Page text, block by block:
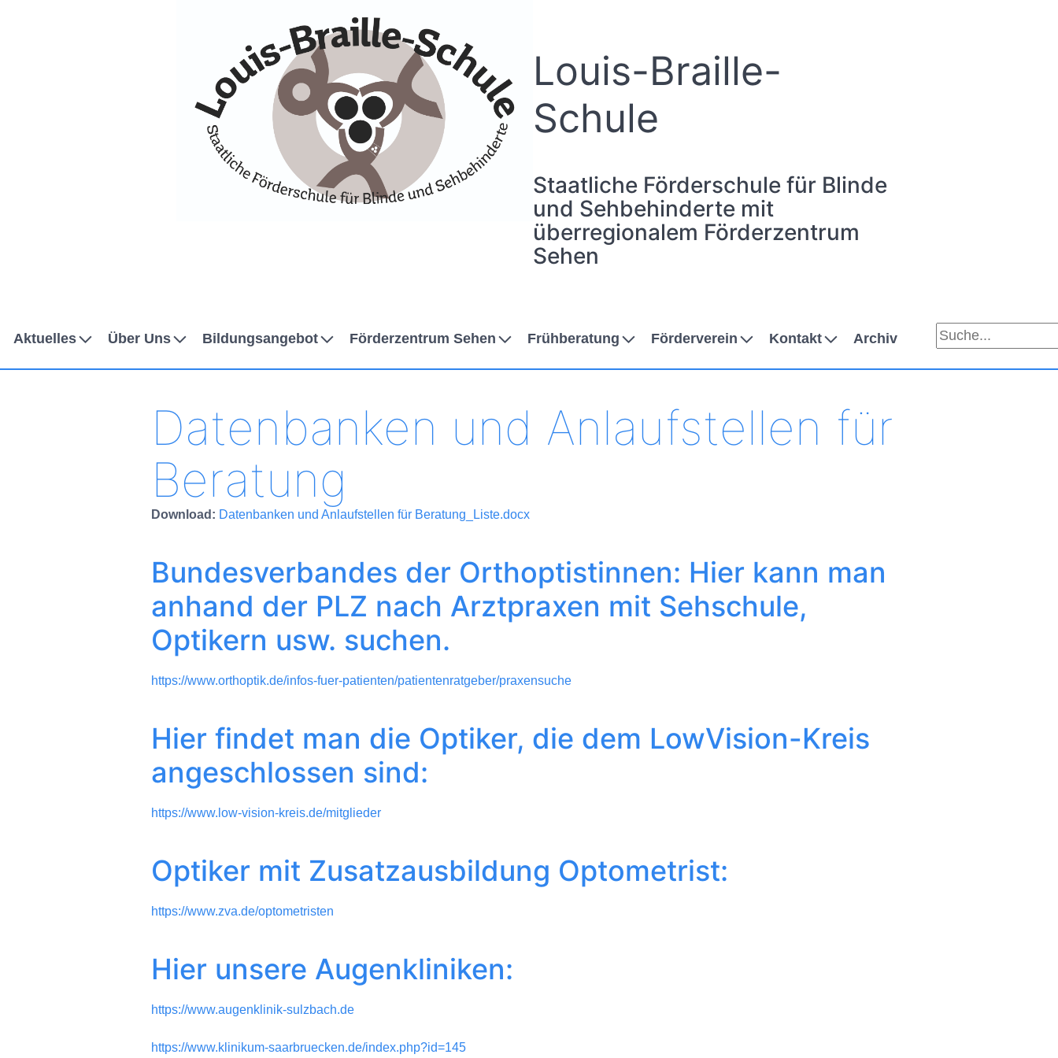
Louis-Braille-
Schule
Staatliche Förderschule für Blinde
und Sehbehinderte mit
überregionalem Förderzentrum
Sehen
Aktuelles Über Uns Bildungsangebot Förderzentrum Sehen Frühberatung Förderverein Kontakt Archiv
Datenbanken und Anlaufstellen für
Beratung
Download: Datenbanken und Anlaufstellen für Beratung_Liste.docx
Bundesverbandes der Orthoptistinnen: Hier kann man
anhand der PLZ nach Arztpraxen mit Sehschule,
Optikern usw. suchen.
https://www.orthoptik.de/infos-fuer-patienten/patientenratgeber/praxensuche
Hier findet man die Optiker, die dem LowVision-Kreis
angeschlossen sind:
https://www.low-vision-kreis.de/mitglieder
Optiker mit Zusatzausbildung Optometrist:
https://www.zva.de/optometristen
Hier unsere Augenkliniken:
https://www.augenklinik-sulzbach.de
https://www.klinikum-saarbruecken.de/index.php?id=145